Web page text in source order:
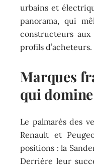
urbains et
panorama, qui
constructeurs
profils d’acheteurs.
Marques
qui
Le palmarès des
Renault et
positions : la
Derrière leur